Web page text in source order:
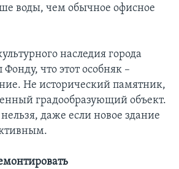
воды, чем обычное офисное
наследия города
что этот особняк –
Не исторический памятник,
градообразующий объект.
даже если новое здание